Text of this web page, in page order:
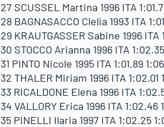
27 SCUSSEL Martina 1996 ITA
28 BAGNASACCO Clelia 1993 ITA
29 KRAUTGASSER Sabine 1996
30 STOCCO Arianna 1996 ITA
31 PINTO Nicole 1995 ITA 1:01.89
32 THALER Miriam 1996 ITA
33 RICALDONE Elena 1996 ITA
34 VALLORY Erica 1996 ITA 1:02.46
35 PINELLI Ilaria 1997 ITA 1:02.25